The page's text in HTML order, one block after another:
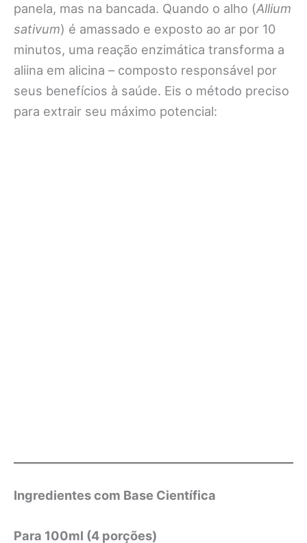
panela, mas na bancada. Quando o alho (Allium
sativum) é amassado e exposto ao ar por 10
minutos, uma reação enzimática transforma a
aliina em alicina – composto responsável por
seus benefícios à saúde. Eis o método preciso
para extrair seu máximo potencial:
Ingredientes com Base Científica
Para 100ml (4 porções)